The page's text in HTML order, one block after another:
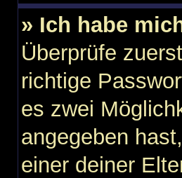
» Ich habe
Überprüfe
richtige
es zwei
angegeben
einer deiner